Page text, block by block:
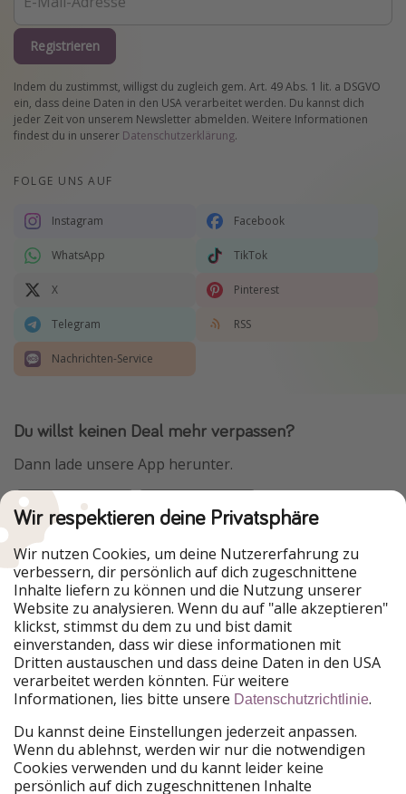
Registrieren
Indem du zustimmst, willigst du zugleich gem. Art. 49 Abs. 1 lit. a DSGVO
ein, dass deine Daten in den USA verarbeitet werden. Du kannst dich
jeder Zeit von unserem Newsletter abmelden. Weitere Informationen
findest du in unserer Datenschutzerklärung.
FOLGE UNS AUF
Instagram Facebook
WhatsApp TikTok
X Pinterest
Telegram RSS
Nachrichten-Service
Du willst keinen Deal mehr verpassen?
Dann lade unsere App herunter.
Urlaubspiraten ist Teil der HolidayPirates Group
Unsere Märkte
PiratinViaggio
HolidayPirates
VakantiePiraten
WakacyjniPiraci
VoyagesPirates
Ferienpiraten
Urlaubspiraten
ViajerosPiratas
TravelPirates
HolidayPirates Group
Lerne uns kennen Rechtliches
Wir respektieren deine Privatsphäre
Wir nutzen Cookies, um deine Nutzererfahrung zu
verbessern, dir persönlich auf dich zugeschnittene
Inhalte liefern zu können und die Nutzung unserer
Website zu analysieren. Wenn du auf "alle akzeptieren"
klickst, stimmst du dem zu und bist damit
einverstanden, dass wir diese informationen mit
Dritten austauschen und dass deine Daten in den USA
verarbeitet werden könnten. Für weitere
Informationen, lies bitte unsere Datenschutzrichtlinie.
Du kannst deine Einstellungen jederzeit anpassen.
Wenn du ablehnst, werden wir nur die notwendigen
Cookies verwenden und du kannt leider keine
persönlich auf dich zugeschnittenen Inhalte